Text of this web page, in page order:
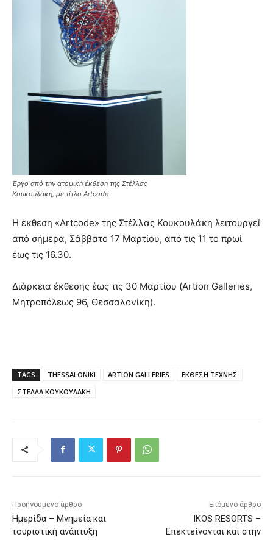
Έργο από την ατομική έκθεση της Στέλλας
Κουκουλάκη, με τίτλο Artcode
Η έκθεση «Artcode» της Στέλλας Κουκουλάκη λειτουργεί
από σήμερα, Σάββατο 17 Μαρτίου, από τις 11 το πρωί
έως τις 16.30.
Διάρκεια έκθεσης έως τις 30 Μαρτίου (Artion Galleries,
Μητροπόλεως 96, Θεσσαλονίκη).
TAGS THESSALONIKI ARTION GALLERIES
ΕΚΘΕΣΗ ΤΕΧΝΗΣ
ΣΤΕΛΛΑ ΚΟΥΚΟΥΛΑΚΗ
Προηγούμενο άρθρο
Ημερίδα – Μνημεία και
τουριστική ανάπτυξη
Επόμενο άρθρο
IKOS RESORTS –
Επεκτείνονται και στην